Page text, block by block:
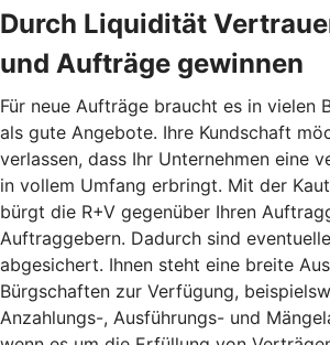
Durch Liquidität
und Aufträge gewinnen
Für neue Aufträge braucht es in vielen
als gute Angebote. Ihre Kundschaft
verlassen, dass Ihr Unternehmen eine
in vollem Umfang erbringt. Mit der
bürgt die R+V gegenüber Ihren
Auftraggebern. Dadurch sind
abgesichert. Ihnen steht eine breite
Bürgschaften zur Verfügung,
Anzahlungs-, Ausführungs- und